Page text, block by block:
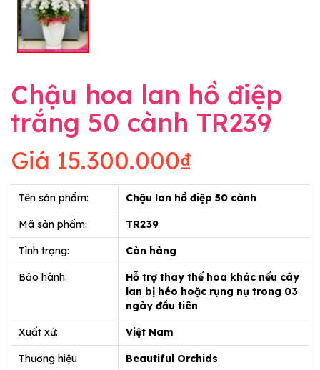
Chậu hoa lan hồ điệp
trắng 50 cành TR239
Giá 15.300.000₫
Tên sản phẩm: Chậu lan hồ điệp 50 cành
Mã sản phẩm: TR239
Tình trạng: Còn hàng
Bảo hành:
Hỗ trợ thay thế hoa khác nếu cây
lan bị héo hoặc rụng nụ trong 03
ngày đầu tiên
Xuất xứ: Việt Nam
Thương hiệu Beautiful Orchids